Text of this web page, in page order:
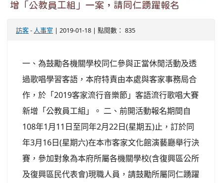
增「公教員工組」一案，請同仁踴躍報名
訪客- 人事室 | 2019-01-18 | 點閱數： 835
一、為鼓勵各機關學校同仁參與正當休閒活動及透
過歌唱學習客語，本府特責由本處與客家事務局合
作，於「2019客家流行音樂節」客語流行歌唱大賽
新增「公教員工組」。 二、前開活動報名期間自
108年1月11日至同年2月22日(星期五)止，訂於同
年3月16日(星期六)在本市客家文化館演藝廳舉行決
賽，參加對象為本府所屬各機關學校(含復興區公所
及復興區民代表會)現職人員，請鼓勵所屬同仁踴躍